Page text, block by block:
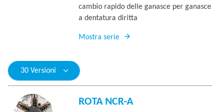
cambio rapido delle ganasce per ganasce
a dentatura diritta
Mostra serie
30 Versioni
ROTA NCR-A